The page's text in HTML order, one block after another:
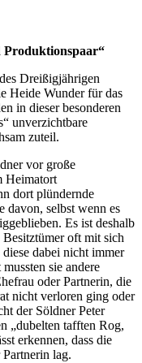
Produktionspaar“
Dreißigjährigen
Heide Wunder für das
in dieser besonderen
unverzichtbare
zuteil.
vor große
Heimatort
dort plündernde
davon, selbst wenn es
Es ist deshalb
oft mit sich
dabei nicht immer
sie andere
oder Partnerin, die
nicht verloren ging oder
der Söldner Peter
„dubelten tafften Rog,
erkennen, dass die
lag.